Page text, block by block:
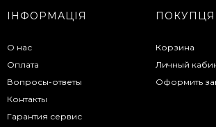
ІНФОРМАЦІЯ
О нас
Оплата
Вопросы-ответы
Контакты
Гарантия сервис
Корзина
Личный
Оформить